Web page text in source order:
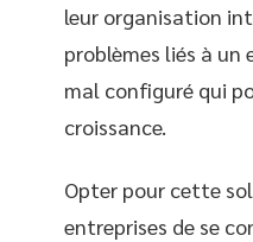
leur organisation
problèmes liés à
mal configuré qui
croissance.
Opter pour cette
entreprises de se